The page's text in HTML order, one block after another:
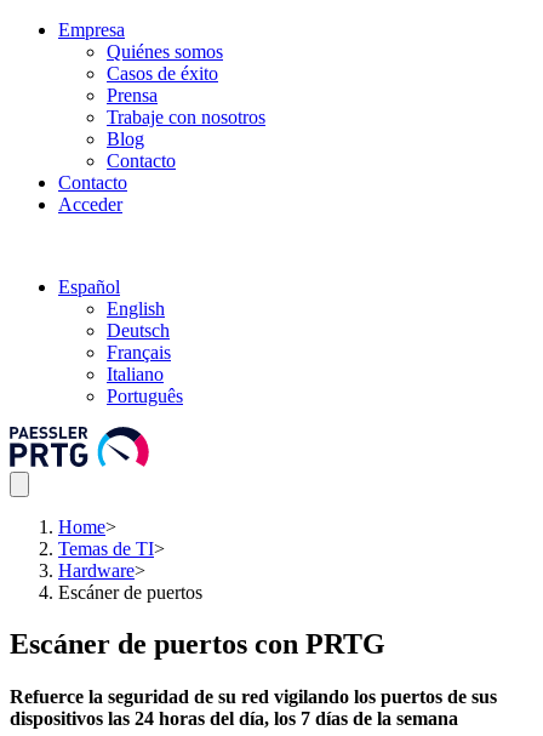
Empresa
Quiénes somos
Casos de éxito
Prensa
Trabaje con nosotros
Blog
Contacto
Contacto
Acceder
Español
English
Deutsch
Français
Italiano
Português
Home>
Temas de TI>
Hardware>
Escáner de puertos
Escáner de puertos con PRTG
Refuerce la seguridad de su red vigilando los puertos de sus
dispositivos las 24 horas del día, los 7 días de la semana